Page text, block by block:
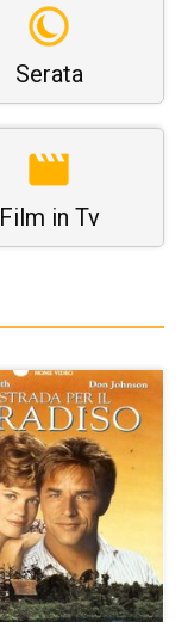
Serata
Film in Tv